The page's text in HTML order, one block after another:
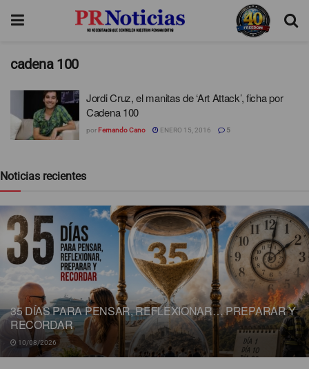
cadena 100
Jordi Cruz, el manitas de ‘Art Attack’, ficha por
Cadena 100
por Fernando Cano ENERO 15, 2016 5
Noticias recientes
35 DÍAS PARA PENSAR, REFLEXIONAR… PREPARAR Y
RECORDAR
10/08/2026